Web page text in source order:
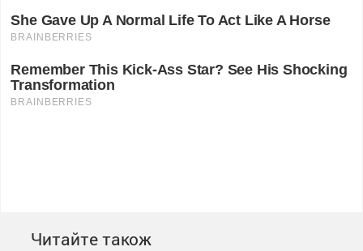
Читайте також